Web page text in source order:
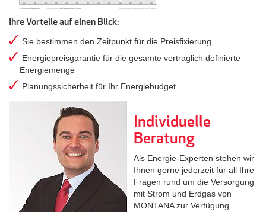
Ihre Vorteile auf einen Blick:
Sie bestimmen den Zeitpunkt für die Preisfixierung
Energiepreisgarantie für die gesamte vertraglich definierte
Energiemenge
Planungssicherheit für Ihr Energiebudget
Individuelle
Beratung
Als Energie-Experten stehen wir
Ihnen gerne jederzeit für all Ihre
Fragen rund um die Versorgung
mit Strom und Erdgas von
MONTANA zur Verfügung.